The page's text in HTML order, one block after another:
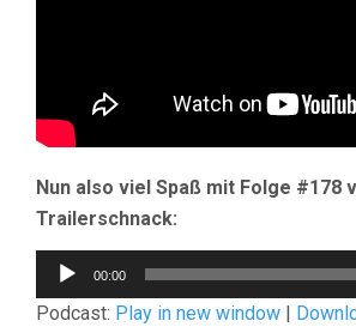
Nun also viel Spaß mit Folge #178
Trailerschnack:
Audio-
Player
00:00
Podcast: Play in new window |